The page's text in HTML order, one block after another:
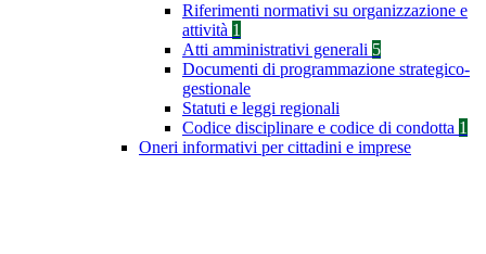
Riferimenti normativi su organizzazione e
attività 1
Atti amministrativi generali 5
Documenti di programmazione strategico-
gestionale
Statuti e leggi regionali
Codice disciplinare e codice di condotta 1
Oneri informativi per cittadini e imprese